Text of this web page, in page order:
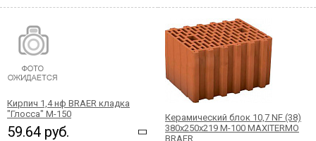
Кирпич 1,4 нф BRAER кладка
"Глосса" М-150
59.64 руб.
Керамический блок 10,7 NF (38)
380x250x219 М-100 MAXITERMO
BRAER